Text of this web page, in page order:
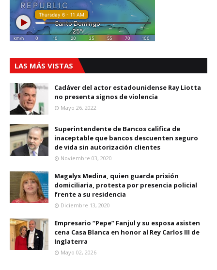
LAS MÁS VISTAS
Cadáver del actor estadounidense Ray Liotta
no presenta signos de violencia
Mayo 26, 2022
Superintendente de Bancos califica de
inaceptable que bancos descuenten seguro
de vida sin autorización clientes
Noviembre 03, 2020
Magalys Medina, quien guarda prisión
domiciliaria, protesta por presencia policial
frente a su residencia
Diciembre 13, 2020
Empresario “Pepe” Fanjul y su esposa asisten
cena Casa Blanca en honor al Rey Carlos III de
Inglaterra
Mayo 02, 2026